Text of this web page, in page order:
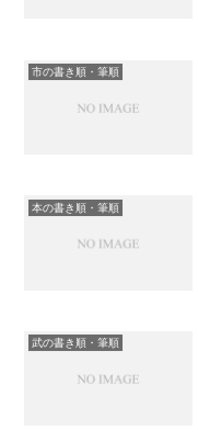
市の書き順・筆順
本の書き順・筆順
武の書き順・筆順